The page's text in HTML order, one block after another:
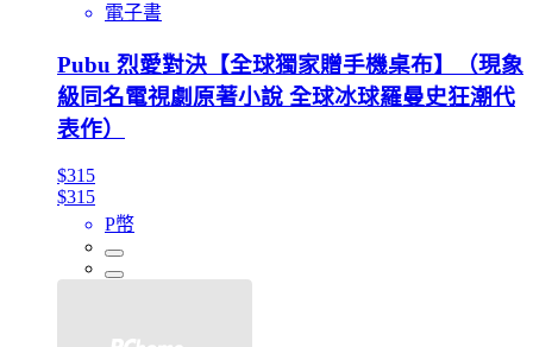
電子書
Pubu 烈愛對決【全球獨家贈手機桌布】（現象
級同名電視劇原著小說 全球冰球羅曼史狂潮代
表作）
$315
$315
P幣